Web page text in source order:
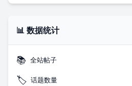
📊 数据统计
📚 全站帖子
🏷️ 话题数量